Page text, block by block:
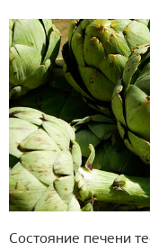
Состояние печени